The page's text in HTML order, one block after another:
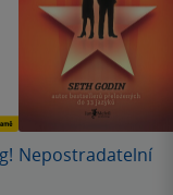
Nepostradatelní